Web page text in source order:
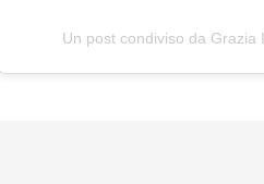
Un post condiviso da Grazia